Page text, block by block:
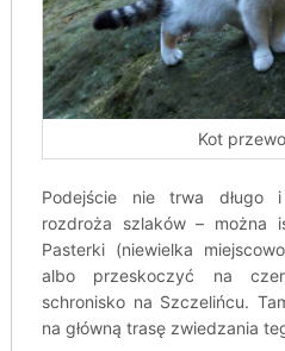
Kot
Podejście nie trwa długo
rozdroża szlaków – można
Pasterki (niewielka
albo przeskoczyć na
schronisko na Szczelińcu.
na główną trasę zwiedzania